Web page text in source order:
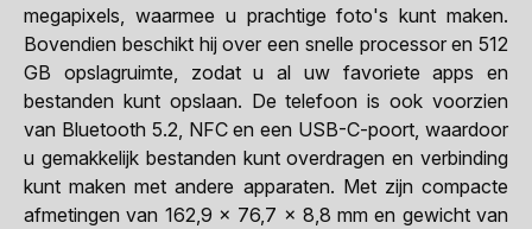
megapixels, waarmee u prachtige foto's kunt maken.
Bovendien beschikt hij over een snelle processor en 512
GB opslagruimte, zodat u al uw favoriete apps en
bestanden kunt opslaan. De telefoon is ook voorzien
van Bluetooth 5.2, NFC en een USB-C-poort, waardoor
u gemakkelijk bestanden kunt overdragen en verbinding
kunt maken met andere apparaten. Met zijn compacte
afmetingen van 162,9 x 76,7 x 8,8 mm en gewicht van